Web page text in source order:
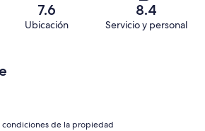
7.6
Ubicación
8.4
Servicio y personal
condiciones de la propiedad